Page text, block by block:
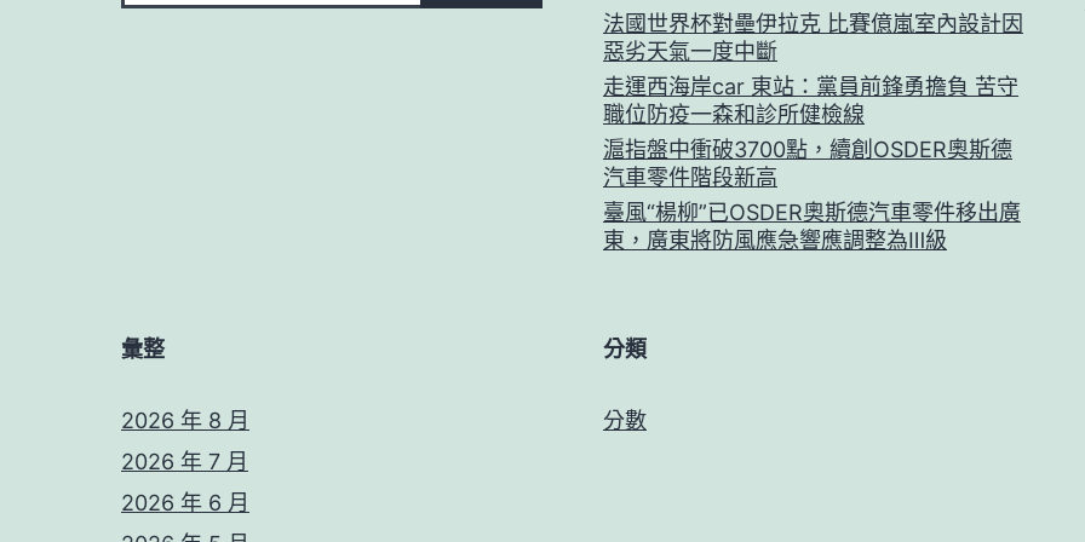
法國世界杯對壘伊拉克 比賽億嵐室內設計因
惡劣天氣一度中斷
走運西海岸car 東站：黨員前鋒勇擔負 苦守
職位防疫一森和診所健檢線
滬指盤中衝破3700點，續創OSDER奧斯德
汽車零件階段新高
臺風“楊柳”已OSDER奧斯德汽車零件移出廣
東，廣東將防風應急響應調整為Ⅲ級
彙整
2026 年 8 月
2026 年 7 月
2026 年 6 月
分類
分數